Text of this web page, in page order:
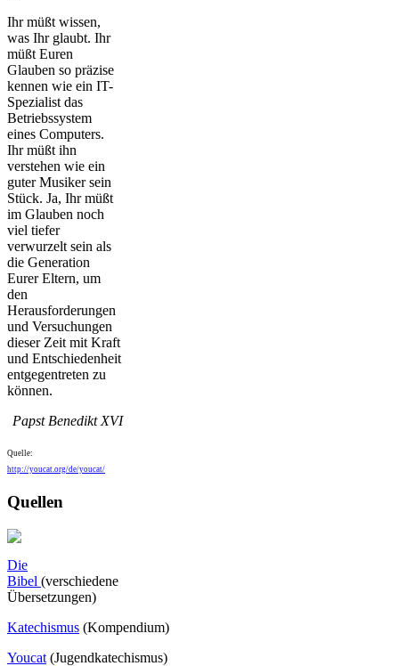
Ihr müßt wissen,
was Ihr glaubt. Ihr
müßt Euren
Glauben so präzise
kennen wie ein IT-
Spezialist das
Betriebssystem
eines Computers.
Ihr müßt ihn
verstehen wie ein
guter Musiker sein
Stück. Ja, Ihr müßt
im Glauben noch
viel tiefer
verwurzelt sein als
die Generation
Eurer Eltern, um
den
Herausforderungen
und Versuchungen
dieser Zeit mit Kraft
und Entschiedenheit
entgegentreten zu
können.
Papst Benedikt XVI
Quelle:
http://youcat.org/de/youcat/
Quellen
Die
Bibel (verschiedene
Übersetzungen)
Katechismus (Kompendium)
Youcat (Jugendkatechismus)